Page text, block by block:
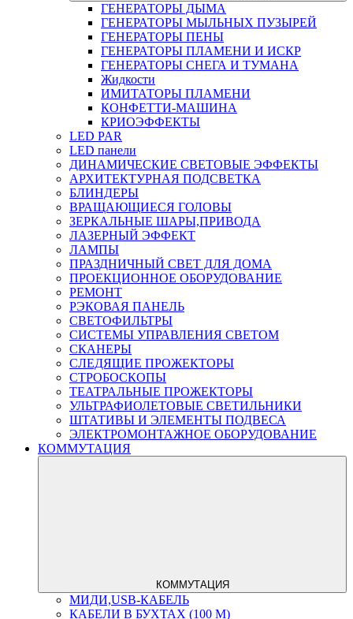
ГЕНЕРАТОРЫ ДЫМА
ГЕНЕРАТОРЫ МЫЛЬНЫХ ПУЗЫРЕЙ
ГЕНЕРАТОРЫ ПЕНЫ
ГЕНЕРАТОРЫ ПЛАМЕНИ И ИСКР
ГЕНЕРАТОРЫ СНЕГА И ТУМАНА
Жидкости
ИМИТАТОРЫ ПЛАМЕНИ
КОНФЕТТИ-МАШИНА
КРИОЭФФЕКТЫ
LED PAR
LED панели
ДИНАМИЧЕСКИЕ СВЕТОВЫЕ ЭФФЕКТЫ
АРХИТЕКТУРНАЯ ПОДСВЕТКА
БЛИНДЕРЫ
ВРАЩАЮЩИЕСЯ ГОЛОВЫ
ЗЕРКАЛЬНЫЕ ШАРЫ,ПРИВОДА
ЛАЗЕРНЫЙ ЭФФЕКТ
ЛАМПЫ
ПРАЗДНИЧНЫЙ СВЕТ ДЛЯ ДОМА
ПРОЕКЦИОННОЕ ОБОРУДОВАНИЕ
РЕМОНТ
РЭКОВАЯ ПАНЕЛЬ
СВЕТОФИЛЬТРЫ
СИСТЕМЫ УПРАВЛЕНИЯ СВЕТОМ
СКАНЕРЫ
СЛЕДЯЩИЕ ПРОЖЕКТОРЫ
СТРОБОСКОПЫ
ТЕАТРАЛЬНЫЕ ПРОЖЕКТОРЫ
УЛЬТРАФИОЛЕТОВЫЕ СВЕТИЛЬНИКИ
ШТАТИВЫ И ЭЛЕМЕНТЫ ПОДВЕСА
ЭЛЕКТРОМОНТАЖНОЕ ОБОРУДОВАНИЕ
КОММУТАЦИЯ
КОММУТАЦИЯ
МИДИ,USB-КАБЕЛЬ
КАБЕЛИ В БУХТАХ (100 М)